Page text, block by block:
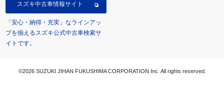
スズキ中古車情報サイト
「安心・納得・充実」なラインアッ
プを揃えるスズキ公式中古車検索サ
イトです。
©2026 SUZUKI JIHAN FUKUSHIMA CORPORATION Inc. All rights reserved.